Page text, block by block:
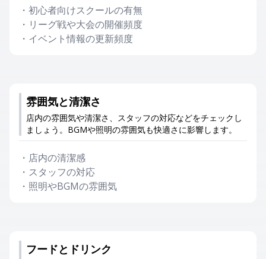
・ 初心者向けスクールの有無
・ リーグ戦や大会の開催頻度
・ イベント情報の更新頻度
雰囲気と清潔さ
店内の雰囲気や清潔さ、スタッフの対応などをチェックし
ましょう。BGMや照明の雰囲気も快適さに影響します。
・ 店内の清潔感
・ スタッフの対応
・ 照明やBGMの雰囲気
フードとドリンク